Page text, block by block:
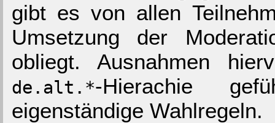
gibt es von allen
Umsetzung der
obliegt. Ausnahmen
de.alt.*-Hierachie
eigenständige Wahlregeln.